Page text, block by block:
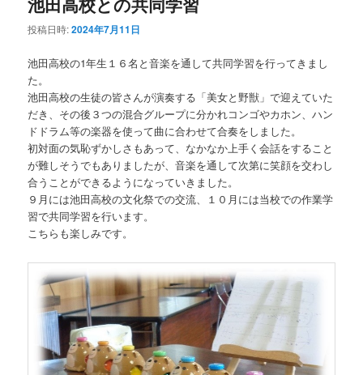
投稿日時:2024年7月11日
池田高校の1年生１６名と音楽を通して共同学習を行ってきまし
た。
池田高校の生徒の皆さんが演奏する「美女と野獣」で迎えていた
だき、その後３つの混合グループに分かれコンゴやカホン、ハン
ドドラム等の楽器を使って曲に合わせて合奏をしました。
初対面の気恥ずかしさもあって、なかなか上手く会話をすること
が難しそうでもありましたが、音楽を通して次第に笑顔を交わし
合うことができるようになっていきました。
９月には池田高校の文化祭での交流、１０月には当校での作業学
習で共同学習を行います。
こちらも楽しみです。